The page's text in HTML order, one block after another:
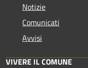
Notizie
Comunicati
Avvisi
VIVERE IL COMUNE